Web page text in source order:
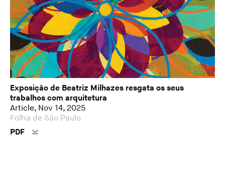
Exposição de Beatriz Milhazes resgata os seus
trabalhos com arquitetura
Article, Nov 14, 2025
Folha de São Paulo
PDF